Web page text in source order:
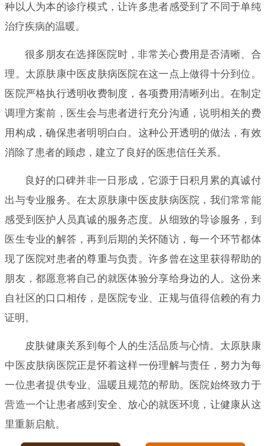
种以人为本的诊疗模式，让许多患者感受到了不同于单纯
治疗疾病的温暖。
很多朋友在选择医院时，非常关心费用是否清晰、合
理。太原肤康中医皮肤病医院在这一点上做得十分到位。
医院严格执行透明收费制度，各项费用清晰列出。在制定
调理方案前，医生会与患者进行充分沟通，说明相关的费
用构成，确保患者明明白白。这种公开透明的做法，有效
消除了患者的顾虑，建立了良好的医患信任关系。
良好的口碑并非一日形成，它源于日积月累的真诚付
出与专业服务。在太原肤康中医皮肤病医院，我们常常能
感受到医护人员真诚的服务态度。从细致的导诊服务，到
医生专业的解答，再到后期的关怀随访，每一个环节都体
现了医院对患者的尊重与负责。许多曾在这里获得帮助的
朋友，都愿意将自己的就医体验分享给身边的人。这份来
自社区的口口相传，是医院专业、正规与值得信赖的有力
证明。
皮肤健康关系到每个人的生活品质与心情。太原肤康
中医皮肤病医院正是怀着这样一份理解与责任，努力为每
一位患者提供专业、温暖且规范的帮助。医院始终致力于
营造一个让患者感到安全、放心的就医环境，让健康从这
里重新启航。